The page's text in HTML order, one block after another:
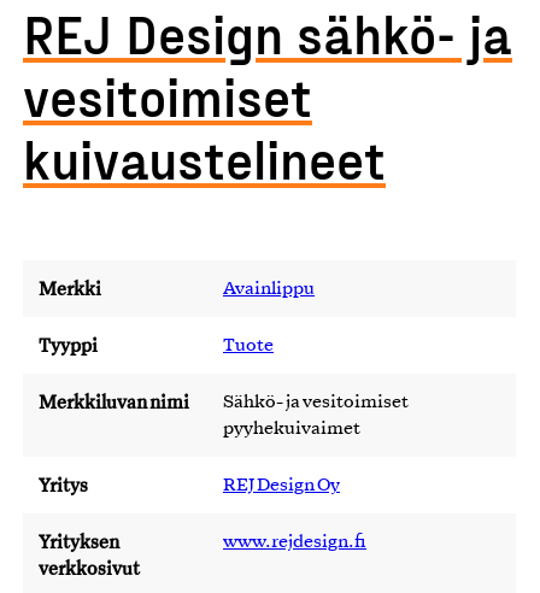
REJ Design sähkö- ja
vesitoimiset
kuivaustelineet
Merkki Avainlippu
Tyyppi Tuote
Merkkiluvan nimi
Sähkö- ja vesitoimiset
pyyhekuivaimet
Yritys REJ Design Oy
Yrityksen
verkkosivut
www.rejdesign.fi